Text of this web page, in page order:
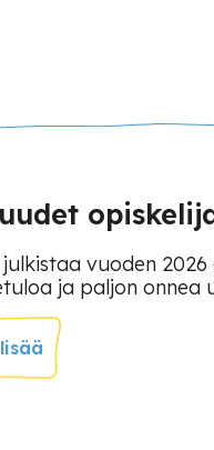
vuoden
ja paljon onnea